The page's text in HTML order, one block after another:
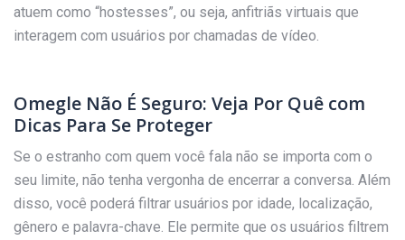
atuem como “hostesses”, ou seja, anfitriãs virtuais que
interagem com usuários por chamadas de vídeo.
Omegle Não É Seguro: Veja Por Quê com
Dicas Para Se Proteger
Se o estranho com quem você fala não se importa com o
seu limite, não tenha vergonha de encerrar a conversa. Além
disso, você poderá filtrar usuários por idade, localização,
gênero e palavra-chave. Ele permite que os usuários filtrem